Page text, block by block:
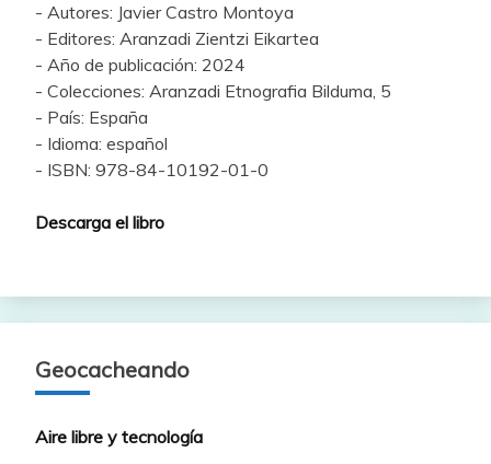
- Autores: Javier Castro Montoya
- Editores: Aranzadi Zientzi Eikartea
- Año de publicación: 2024
- Colecciones: Aranzadi Etnografia Bilduma, 5
- País: España
- Idioma: español
- ISBN: 978-84-10192-01-0
Descarga el libro
Geocacheando
Aire libre y tecnología